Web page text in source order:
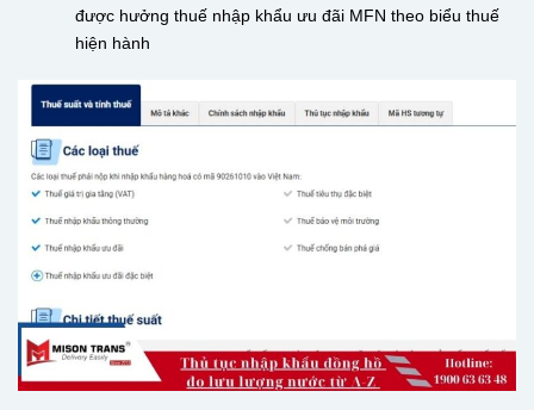
được hưởng thuế nhập khẩu ưu đãi MFN theo biểu thuế
hiện hành